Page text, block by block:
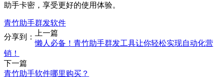
助手卡密，享受更好的使用体验。
青竹助手群发软件
分享到：
上一篇
懒人必备！青竹助手群发工具让你轻松实现自动化营
销！
下一篇
青竹助手软件哪里购买？